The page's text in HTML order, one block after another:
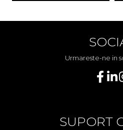
Urmareste-ne in
SUPORT